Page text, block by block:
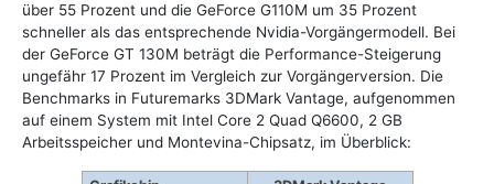
über 55 Prozent und die GeForce G110M um 35 Prozent
schneller als das entsprechende Nvidia-Vorgängermodell. Bei
der GeForce GT 130M beträgt die Performance-Steigerung
ungefähr 17 Prozent im Vergleich zur Vorgängerversion. Die
Benchmarks in Futuremarks 3DMark Vantage, aufgenommen
auf einem System mit Intel Core 2 Quad Q6600, 2 GB
Arbeitsspeicher und Montevina-Chipsatz, im Überblick: